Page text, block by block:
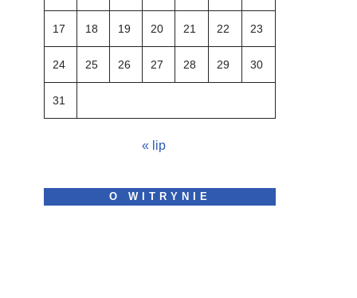
17 18 19 20 21 22 23
24 25 26 27 28 29 30
31
« lip
O WITRYNIE